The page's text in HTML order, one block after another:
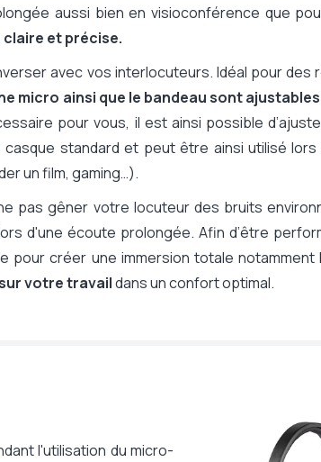
aussi bien en visioconférence que
et précise.
avec vos interlocuteurs. Idéal pour des
micro ainsi que le bandeau sont ajustables
pour vous, il est ainsi possible
standard et peut être ainsi utilisé
un film, gaming…).
pas gêner votre locuteur des bruits
d'une écoute prolongée. Afin d’être
pour créer une immersion totale notamment
votre travaildans un confort optimal.
l'utilisation du micro-